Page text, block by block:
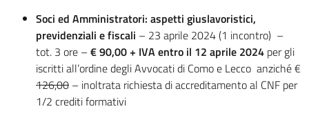
Soci ed Amministratori: aspetti giuslavoristici,
previdenziali e fiscali – 23 aprile 2024 (1 incontro) –
tot. 3 ore – € 90,00 + IVAentro il 12 aprile 2024 per gli
iscritti all’ordine degli Avvocati di Como e Lecco anziché €
126,00 – inoltrata richiesta di accreditamento al CNF per
1/2 crediti formativi